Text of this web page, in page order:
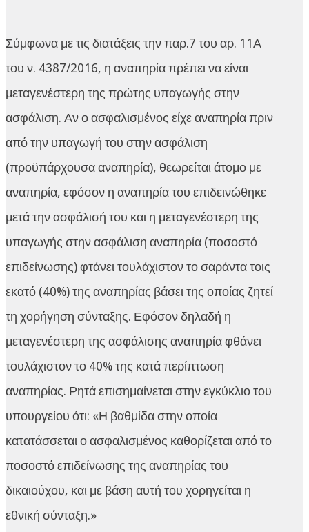
Σύμφωνα με τις διατάξεις την παρ.7 του αρ. 11Α
του ν. 4387/2016, η αναπηρία πρέπει να είναι
μεταγενέστερη της πρώτης υπαγωγής στην
ασφάλιση. Αν ο ασφαλισμένος είχε αναπηρία πριν
από την υπαγωγή του στην ασφάλιση
(προϋπάρχουσα αναπηρία), θεωρείται άτομο με
αναπηρία, εφόσον η αναπηρία του επιδεινώθηκε
μετά την ασφάλισή του και η μεταγενέστερη της
υπαγωγής στην ασφάλιση αναπηρία (ποσοστό
επιδείνωσης) φτάνει τουλάχιστον το σαράντα τοις
εκατό (40%) της αναπηρίας βάσει της οποίας ζητεί
τη χορήγηση σύνταξης. Εφόσον δηλαδή η
μεταγενέστερη της ασφάλισης αναπηρία φθάνει
τουλάχιστον το 40% της κατά περίπτωση
αναπηρίας. Ρητά επισημαίνεται στην εγκύκλιο του
υπουργείου ότι: «Η βαθμίδα στην οποία
κατατάσσεται ο ασφαλισμένος καθορίζεται από το
ποσοστό επιδείνωσης της αναπηρίας του
δικαιούχου, και με βάση αυτή του χορηγείται η
εθνική σύνταξη.»